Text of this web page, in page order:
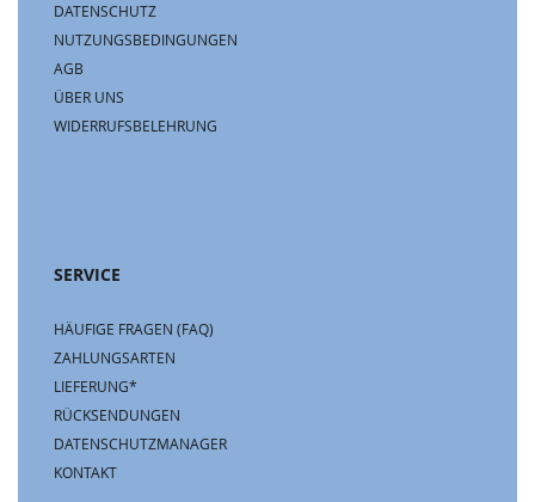
DATENSCHUTZ
NUTZUNGSBEDINGUNGEN
AGB
ÜBER UNS
WIDERRUFSBELEHRUNG
SERVICE
HÄUFIGE FRAGEN (FAQ)
ZAHLUNGSARTEN
LIEFERUNG*
RÜCKSENDUNGEN
DATENSCHUTZMANAGER
KONTAKT